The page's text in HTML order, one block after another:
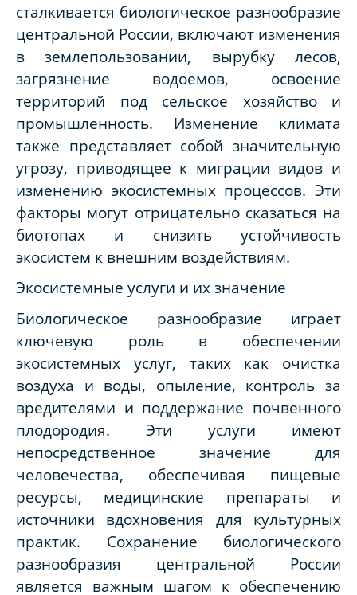
сталкивается биологическое разнообразие
центральной России, включают изменения
в землепользовании, вырубку лесов,
загрязнение водоемов, освоение
территорий под сельское хозяйство и
промышленность. Изменение климата
также представляет собой значительную
угрозу, приводящее к миграции видов и
изменению экосистемных процессов. Эти
факторы могут отрицательно сказаться на
биотопах и снизить устойчивость
экосистем к внешним воздействиям.
Экосистемные услуги и их значение
Биологическое разнообразие играет
ключевую роль в обеспечении
экосистемных услуг, таких как очистка
воздуха и воды, опыление, контроль за
вредителями и поддержание почвенного
плодородия. Эти услуги имеют
непосредственное значение для
человечества, обеспечивая пищевые
ресурсы, медицинские препараты и
источники вдохновения для культурных
практик. Сохранение биологического
разнообразия центральной России
является важным шагом к обеспечению